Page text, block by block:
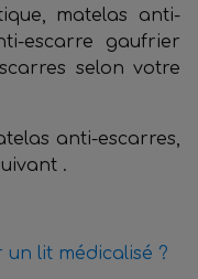
matelas anti-
escarre gaufrier
selon votre
anti-escarres,
.
lit médicalisé ?